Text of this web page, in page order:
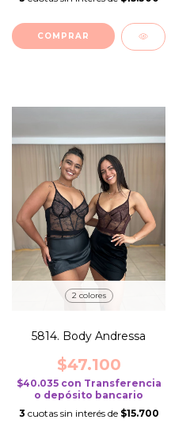
COMPRAR
2 colores
5814. Body Andressa
$47.100
$40.035 con Transferencia
o depósito bancario
3 cuotas sin interés de $15.700